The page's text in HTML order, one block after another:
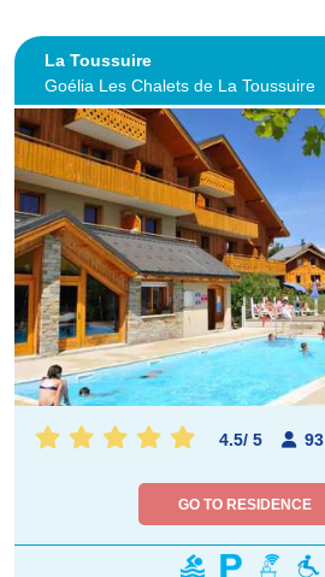
La Toussuire
Goélia Les Chalets de La Toussuire
4.5/ 5 93
GO TO RESIDENCE